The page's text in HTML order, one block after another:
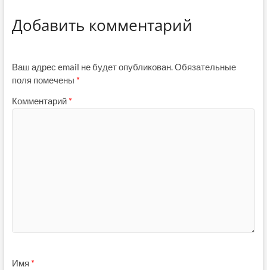
Добавить комментарий
Ваш адрес email не будет опубликован.Обязательные
поля помечены *
Комментарий *
Имя *